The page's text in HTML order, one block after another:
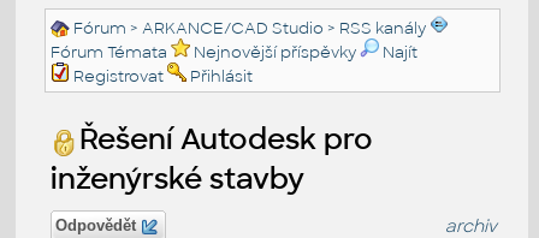
Fórum >ARKANCE/CAD Studio > RSS kanály
Fórum Témata
Nejnovější příspěvky
Najít
Registrovat
Přihlásit
Řešení Autodesk pro
inženýrské stavby
Odpovědět archiv